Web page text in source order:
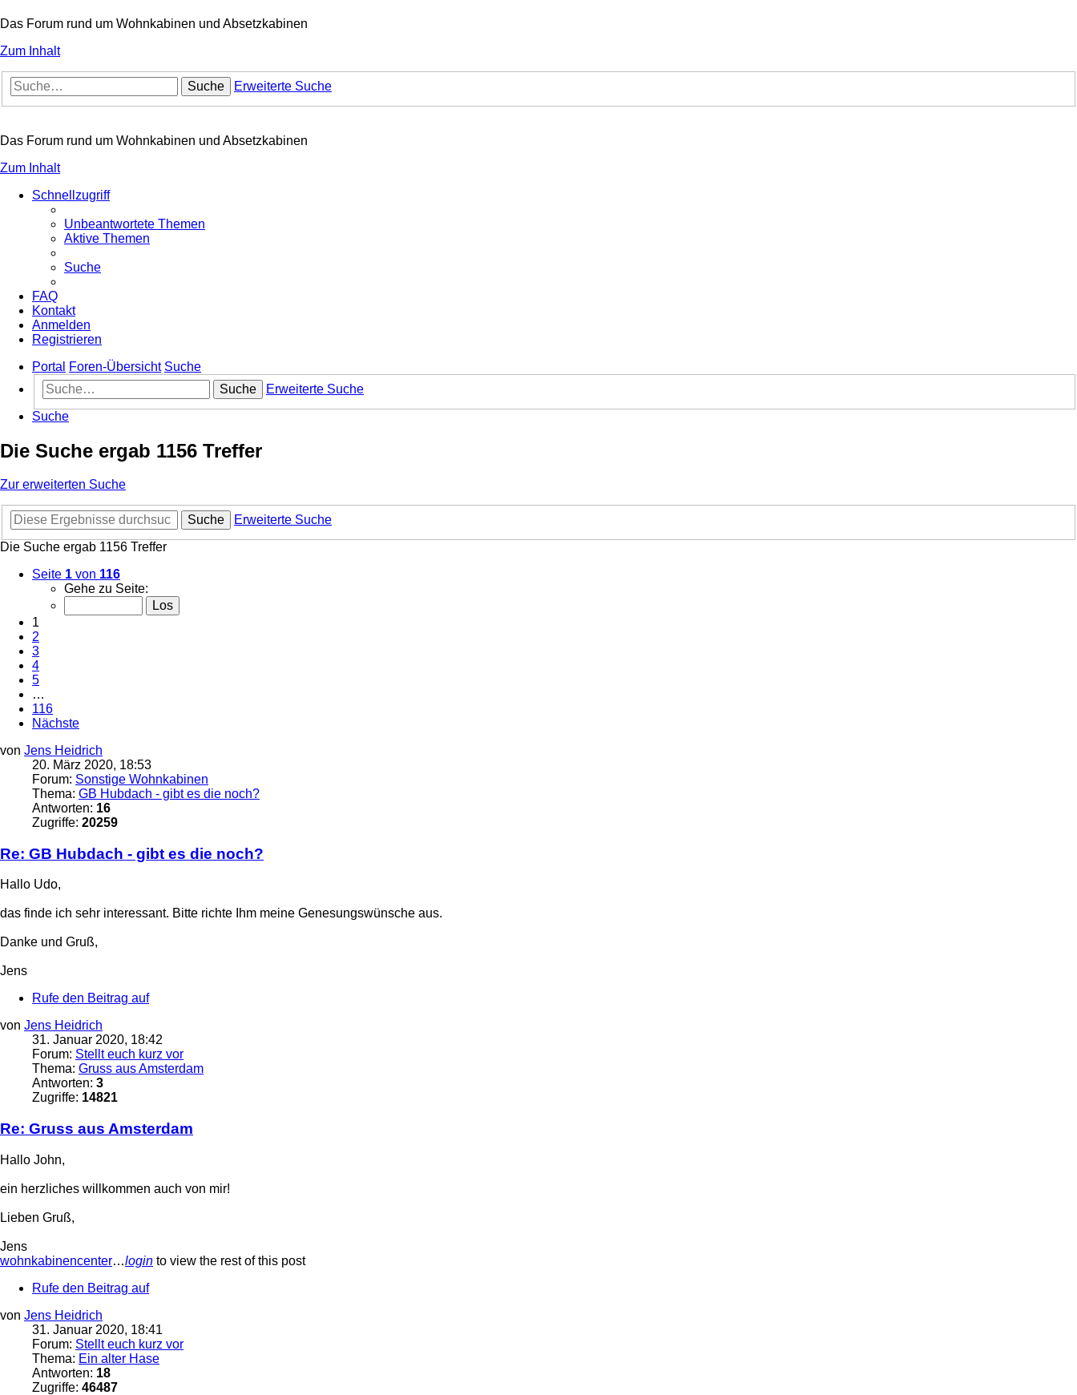
Das Forum rund um Wohnkabinen und Absetzkabinen
Zum Inhalt
Suche Erweiterte Suche
Das Forum rund um Wohnkabinen und Absetzkabinen
Zum Inhalt
Schnellzugriff
Unbeantwortete Themen
Aktive Themen
Suche
FAQ
Kontakt
Anmelden
Registrieren
Portal
Foren-Übersicht Suche
Suche
Erweiterte Suche
Suche
Die Suche ergab 1156 Treffer
Zur erweiterten Suche
Suche
Erweiterte Suche
Die Suche ergab 1156 Treffer
Seite 1 von 116
Gehe zu Seite:
1
2
3
4
5
…
116
Nächste
von Jens Heidrich
20. März 2020, 18:53
Forum: Sonstige Wohnkabinen
Thema: GB Hubdach - gibt es die noch?
Antworten: 16
Zugriffe: 20259
Re: GB Hubdach - gibt es die noch?
Hallo Udo,
das finde ich sehr interessant. Bitte richte Ihm meine Genesungswünsche aus.
Danke und Gruß,
Jens
Rufe den Beitrag auf
von Jens Heidrich
31. Januar 2020, 18:42
Forum: Stellt euch kurz vor
Thema: Gruss aus Amsterdam
Antworten: 3
Zugriffe: 14821
Re: Gruss aus Amsterdam
Hallo John,
ein herzliches willkommen auch von mir!
Lieben Gruß,
Jens
wohnkabinencenter…login to view the rest of this post
Rufe den Beitrag auf
von Jens Heidrich
31. Januar 2020, 18:41
Forum: Stellt euch kurz vor
Thema: Ein alter Hase
Antworten: 18
Zugriffe: 46487